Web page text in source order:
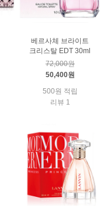
베르사체 브라이트
크리스탈 EDT 30ml
72,000원
50,400원
500원 적립
리뷰 1